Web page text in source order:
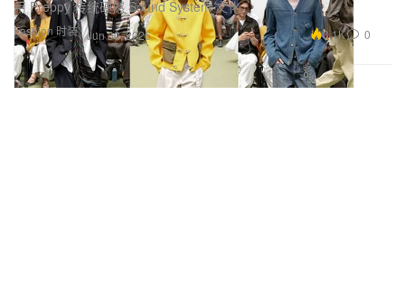
Fashion 时装
用 Preppy 传统硬撼 Sound System 文化。
Jun 30, 2026 3.1K 0